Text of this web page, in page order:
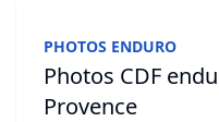
PHOTOS ENDURO
Photos CDF enduro
Provence